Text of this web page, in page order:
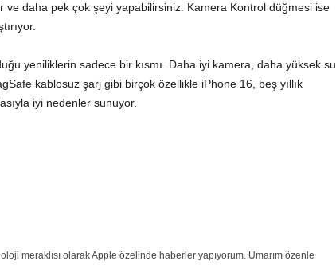
ve daha pek çok şeyi yapabilirsiniz. Kamera Kontrol düğmesi ise
yeniliklerin sadece bir kısmı. Daha iyi kamera, daha yüksek su
kablosuz şarj gibi birçok özellikle iPhone 16, beş yıllık
iyi nedenler sunuyor.
meraklısı olarak Apple özelinde haberler yapıyorum. Umarım özenle